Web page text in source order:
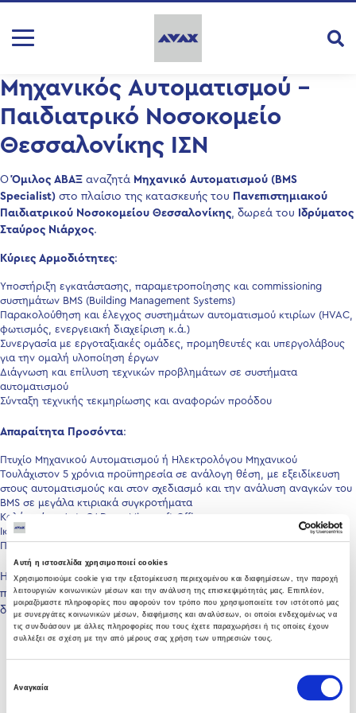
Αυτή η ιστοσελίδα χρησιμοποιεί cookies
Χρησιμοποιούμε cookie για την εξατομίκευση περιεχομένου και διαφημίσεων, την παροχή
λειτουργιών κοινωνικών μέσων και την ανάλυση της επισκεψιμότητάς μας. Επιπλέον,
μοιραζόμαστε πληροφορίες που αφορούν τον τρόπο που χρησιμοποιείτε τον ιστότοπό μας
με συνεργάτες κοινωνικών μέσων, διαφήμισης και αναλύσεων, οι οποίοι ενδεχομένως να
τις συνδυάσουν με άλλες πληροφορίες που τους έχετε παραχωρήσει ή τις οποίες έχουν
συλλέξει σε σχέση με την από μέρους σας χρήση των υπηρεσιών τους.
Αναγκαία
Μηχανικός Αυτοματισμού –
Παιδιατρικό Νοσοκομείο
Θεσσαλονίκης ΙΣΝ
OΌμιλος ΑΒΑΞ αναζητά Μηχανικό Αυτοματισμού (BMS
Specialist) στο πλαίσιο της κατασκευής του Πανεπιστημιακού
Παιδιατρικού Νοσοκομείου Θεσσαλονίκης, δωρεά του
Ιδρύματος
Σταύρος Νιάρχος.
Κύριες Αρμοδιότητες:
Υποστήριξη εγκατάστασης, παραμετροποίησης και commissioning
συστημάτων BMS (Building Management Systems)
Παρακολούθηση και έλεγχος συστημάτων αυτοματισμού κτιρίων (HVAC,
φωτισμός, ενεργειακή διαχείριση κ.ά.)
Συνεργασία με εργοταξιακές ομάδες, προμηθευτές και υπεργολάβους
για την ομαλή υλοποίηση έργων
Διάγνωση και επίλυση τεχνικών προβλημάτων σε συστήματα
αυτοματισμού
Σύνταξη τεχνικής τεκμηρίωσης και αναφορών προόδου
Απαραίτητα Προσόντα:
Πτυχίο Μηχανικού Αυτοματισμού ή Ηλεκτρολόγου Μηχανικού
Τουλάχιστον 5 χρόνια προϋπηρεσία σε ανάλογη θέση, με εξειδίκευση
στους αυτοματισμούς και στον σχεδιασμό και την ανάλυση αναγκών του
BMS σε μεγάλα κτιριακά συγκροτήματα
Καλή γνώση AutoCAD και Microsoft Office
Ικανότητες οργάνωσης, επίλυσης προβλημάτων και συνεργασίας
Πολύ καλή γνώση αγγλικών.
Η εταιρεία προσφέρει ένα σύγχρονο και ευχάριστο εργασιακό
περιβάλλον, συνεχή εκπαίδευση και υποστήριξη καθώς και
δυνατότητες επαγγελματικής ανάπτυξης και εξέλιξης.